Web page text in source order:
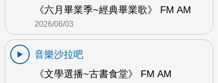
《六月畢業季~經典畢業歌》 FM AM
2026/06/03
音樂沙拉吧
《文學選播~古書食堂》 FM AM